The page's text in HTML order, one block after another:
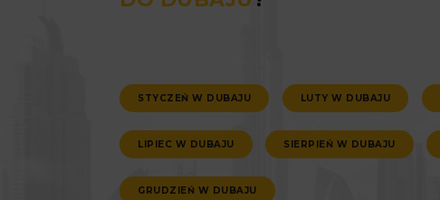
STYCZEŃ W DUBAJU LUTY W DUBAJU
LIPIEC W DUBAJU SIERPIEŃ W DUBAJU
GRUDZIEŃ W DUBAJU